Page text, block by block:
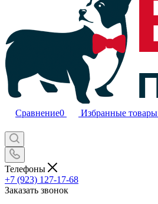
Сравнение0 Избранные товары
Телефоны
+7 (923) 127-17-68
Заказать звонок